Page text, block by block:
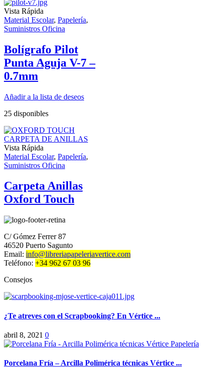
Vista Rápida
Material Escolar, Papelería,
Suministros Oficina
Bolígrafo Pilot
Punta Aguja V-7 –
0.7mm
Añadir a la lista de deseos
25 disponibles
Vista Rápida
Material Escolar, Papelería,
Suministros Oficina
Carpeta Anillas
Oxford Touch
C/ Gómez Ferrer 87
46520 Puerto Sagunto
Email: info@libreriapapeleriavertice.com
Teléfono: +34 962 67 03 96
Consejos
¿Te atreves con el Scrapbooking? En Vértice ...
abril 8, 2021 0
Porcelana Fría – Arcilla Polimérica técnicas Vértice ...